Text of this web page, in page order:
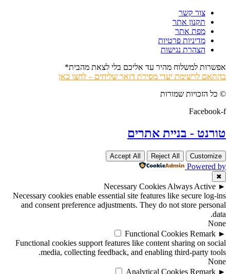
צור קשר
תקנון אתר
מפת אתר
מדיניות פרטיות
הצהרת נגישות
אפשרות למשלוח מהיר עד אליכם בלי לצאת מהבית*
בהתאם לרשימת יעדי מסירת דואר שליחים – לחצו כאן
© כל הזכויות שמורות
Facebook-f
טורנט - בניית אתרים
Customize
Reject All
Accept All
Powered by
✖
►
Necessary Cookies Always Active
Necessary cookies enable essential site features like secure log-ins
and consent preference adjustments. They do not store personal
data.
None
►
Functional Cookies Remark
Functional cookies support features like content sharing on social
media, collecting feedback, and enabling third-party tools.
None
►
Analytical Cookies Remark